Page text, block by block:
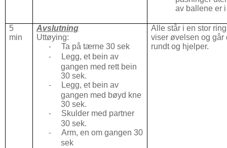
av ballene er
5
min
Avslutning
Uttøying:
- Ta på tærne 30 sek
-
Legg, et bein av
gangen med rett bein
30 sek.
-
Legg, et bein av
gangen med bøyd kne
30 sek.
-
Skulder med partner
30 sek.
-
Arm, en om gangen 30
sek
Alle står i en stor
viser øvelsen og går
rundt og hjelper.